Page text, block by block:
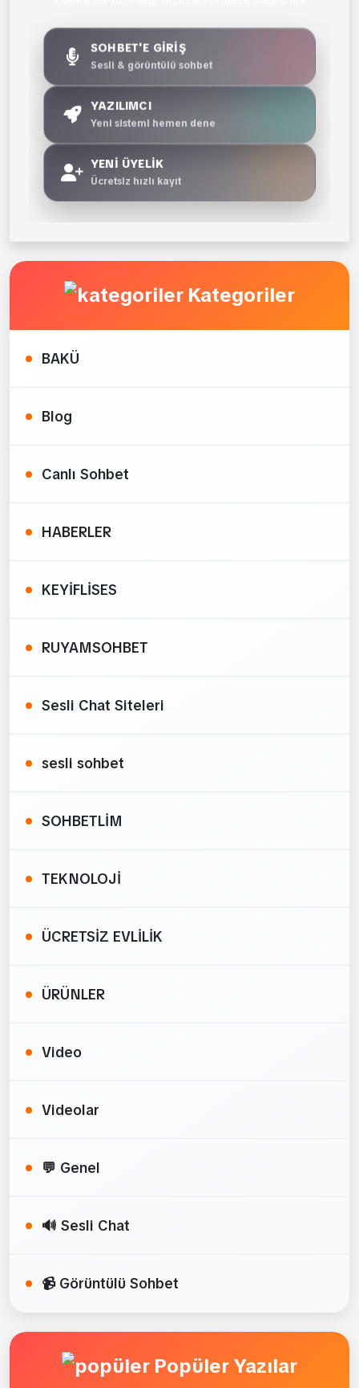
SOHBET'E GİRİŞ
Sesli & görüntülü sohbet
YAZILIMCI
Yeni sistemi hemen dene
YENİ ÜYELİK
Ücretsiz hızlı kayıt
Kategoriler
BAKÜ
Blog
Canlı Sohbet
HABERLER
KEYİFLİSES
RUYAMSOHBET
Sesli Chat Siteleri
sesli sohbet
SOHBETLİM
TEKNOLOJİ
ÜCRETSİZ EVLİLİK
ÜRÜNLER
Video
Videolar
💬 Genel
🔊 Sesli Chat
📹 Görüntülü Sohbet
Popüler Yazılar